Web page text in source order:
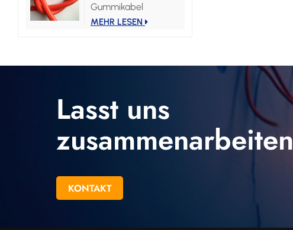
Gummikabel
MEHR LESEN
Lasst uns
zusammenarbeiten
KONTAKT